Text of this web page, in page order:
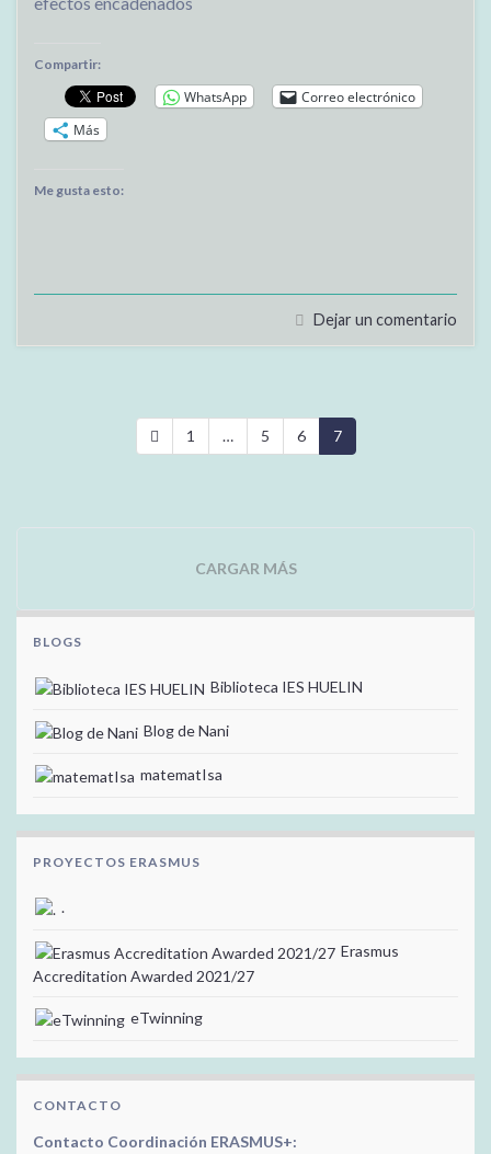
Compartir:
WhatsApp
Correo electrónico
Más
Me gusta esto:
Dejar un comentario
1 … 5 6 7
CARGAR MÁS
BLOGS
Biblioteca IES HUELIN
Blog de Nani
matematIsa
PROYECTOS ERASMUS
.
Erasmus
Accreditation Awarded 2021/27
eTwinning
CONTACTO
Contacto Coordinación ERASMUS+: